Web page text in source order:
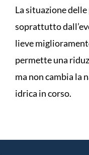
La situazione
soprattutto
lieve
permette una
ma non cambia la
idrica in corso.